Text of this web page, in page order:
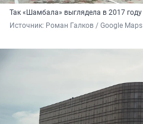
Так «Шамбала» выглядела в 2017 году
Источник: Роман Галков / Google Maps